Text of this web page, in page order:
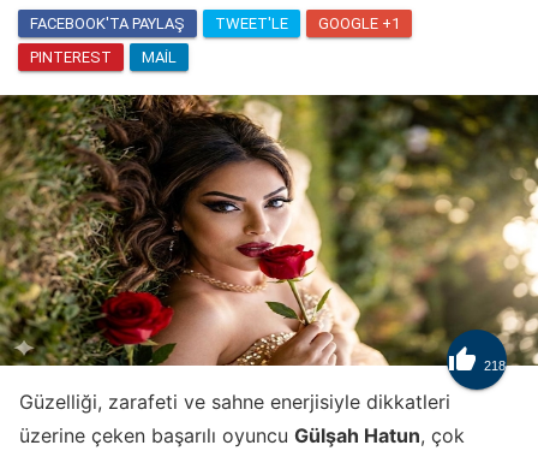
FACEBOOK'TA PAYLAŞ TWEET'LE
GOOGLE +1
PINTEREST
MAIL
 218
Güzelliği, zarafeti ve sahne enerjisiyle dikkatleri
üzerine çeken başarılı oyuncu Gülşah Hatun, çok